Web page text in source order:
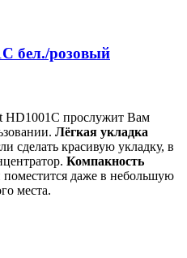
бел./розовый
HD1001C прослужит Вам
Лёгкая укладка
сделать красивую укладку, в
Компакность
поместится даже в небольшую
места.